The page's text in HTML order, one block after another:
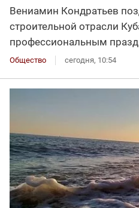
Вениамин Кондратьев
строительной отрасли
профессиональным
Общество сегодня, 10:54